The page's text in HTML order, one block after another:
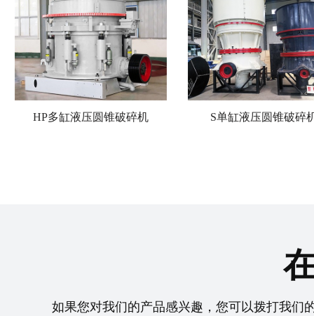
HP多缸液压圆锥破碎机 S单缸液压圆锥破碎
如果您对我们的产品感兴趣，您可以拨打我们